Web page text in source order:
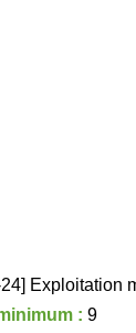
Exploitation
: 9